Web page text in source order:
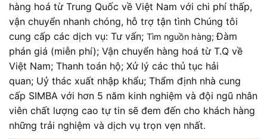
hàng hoá từ Trung Quốc về Việt Nam với chi phí thấp,
vận chuyển nhanh chóng, hỗ trợ tận tình Chúng tôi
cung cấp các dịch vụ: Tư vấn; Tìm nguồn hàng;Đàm
phán giá (miễn phí); Vận chuyển hàng hoá từ T.Q về
Việt Nam; Thanh toán hộ; Xử lý các thủ tục hải
quan; Uỷ thác xuất nhập khẩu; Thẩm định nhà cung
cấp SIMBA với hơn 5 năm kinh nghiệm và đội ngũ nhân
viên chất lượng cao tự tin sẽ đem đến cho khách hàng
những trải nghiệm và dịch vụ trọn vẹn nhất.